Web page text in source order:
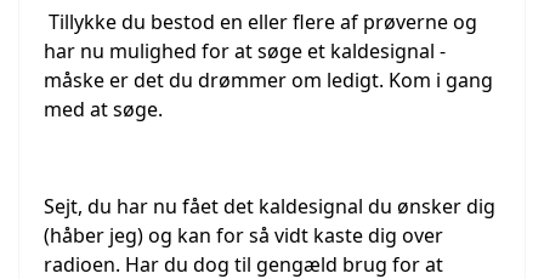
Tillykke du bestod en eller flere af prøverne og
har nu mulighed for at søge et kaldesignal -
måske er det du drømmer om ledigt. Kom i gang
med at søge.
Sejt, du har nu fået det kaldesignal du ønsker dig
(håber jeg) og kan for så vidt kaste dig over
radioen. Har du dog til gengæld brug for at